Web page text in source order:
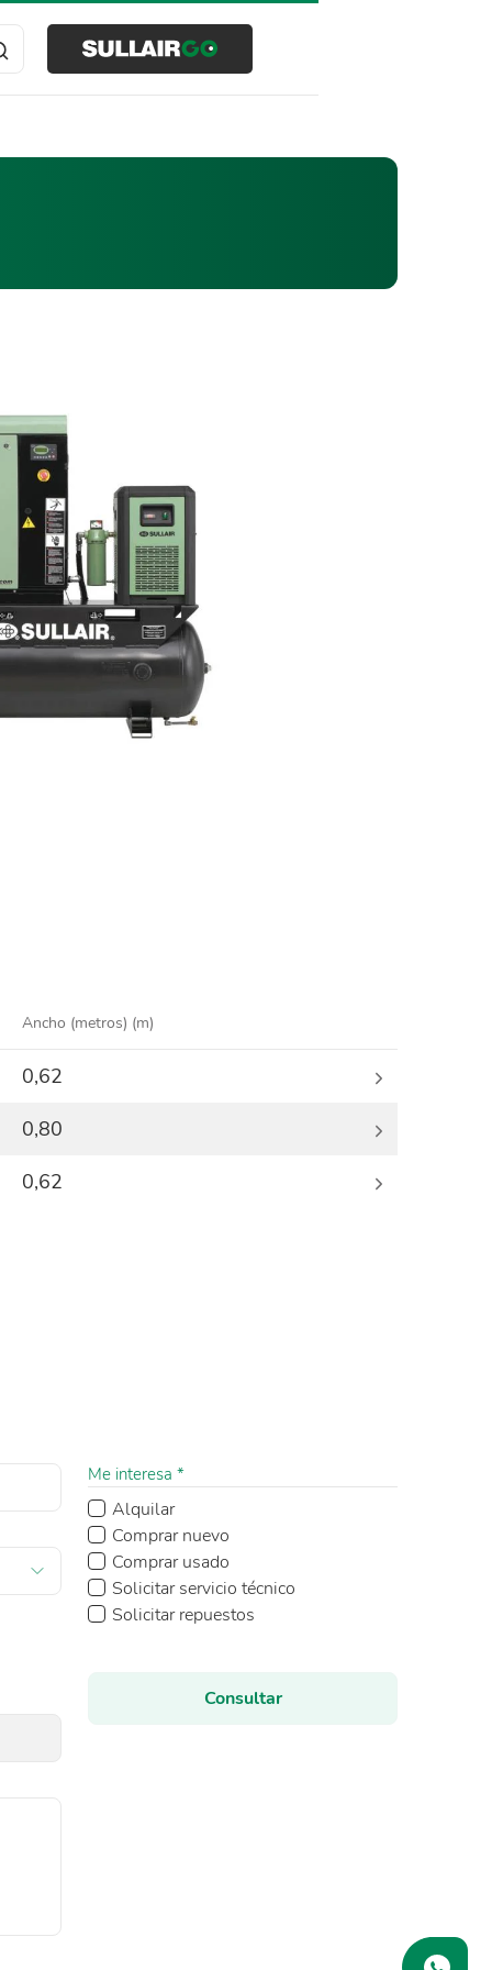
Buscar
Ancho (metros) (m)
0,62
0,80
0,62
Me interesa *
Alquilar
Comprar nuevo
Comprar usado
Solicitar servicio técnico
Solicitar repuestos
Consultar